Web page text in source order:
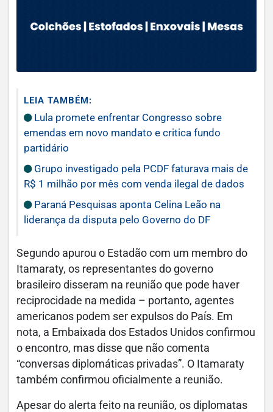
LEIA TAMBÉM:
Lula promete enfrentar Congresso sobre
emendas em novo mandato e critica fundo
partidário
Grupo investigado pela PCDF faturava mais de
R$ 1 milhão por mês com venda ilegal de dados
Paraná Pesquisas aponta Celina Leão na
liderança da disputa pelo Governo do DF
Segundo apurou o Estadão com um membro do
Itamaraty, os representantes do governo
brasileiro disseram na reunião que pode haver
reciprocidade na medida – portanto, agentes
americanos podem ser expulsos do País. Em
nota, a Embaixada dos Estados Unidos confirmou
o encontro, mas disse que não comenta
“conversas diplomáticas privadas”. O Itamaraty
também confirmou oficialmente a reunião.
Apesar do alerta feito na reunião, os diplomatas